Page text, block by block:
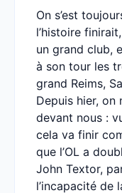
On s’est
l’histoire
un grand club,
à son tour les
grand Reims,
Depuis hier, on
devant nous :
cela va finir
que l’OL a
John Textor,
l’incapacité de